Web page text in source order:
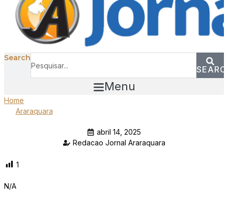
Search
Menu
Home
Araraquara
abril 14, 2025
Redacao Jornal Araraquara
1
N/A